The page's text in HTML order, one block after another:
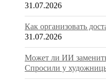
31.07.2026
Как организовать
31.07.2026
Может ли ИИ
Спросили у